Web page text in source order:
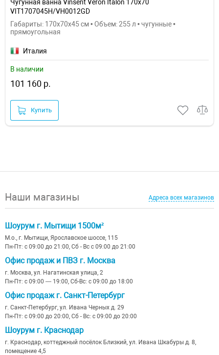
Чугунная ванна Vinsent Veron Italon 170x70
VIT1707045H/VH0012GD
Габариты: 170x70x45 см • Объем: 255 л • чугунные •
прямоугольная
Италия
В наличии
101 160 р.
Купить
Наши магазины Адреса всех магазинов
Шоурум г. Мытищи 1500м²
М.о., г. Мытищи, Ярославское шоссе, 115
Пн-Пт: с 09:00 до 21:00, Сб - Вс с 09:00 до 21:00
Офис продаж и ПВЗ г. Москва
г. Москва, ул. Нагатинская улица, 2
Пн-Пт: с 09:00 — 19:00, Сб-Вс: с 09:00 до 18:00
Офис продаж г. Санкт-Петербург
г. Санкт-Петербург, ул. Ивана Черных д. 29
Пн-Пт: с 09:00 до 20:00, Сб - Вс: с 09:00 до 20:00
Шоурум г. Краснодар
г. Краснодар, коттеджный посёлок Близкий, ул. Ивана Шкабуры д. 8,
помещение 4,5